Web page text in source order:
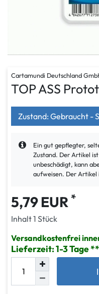
Cartamundi Deutschland
TOP ASS
Zustand: Gebraucht -
Ein gut gepflegter,
Zustand. Der Artikel
unbeschädigt, kann
aufweisen. Der
5,79 EUR *
Inhalt1 Stück
Versandkostenfrei
Lieferzeit: 1-3 Tage